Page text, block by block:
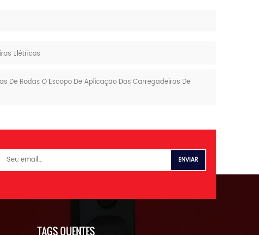
Elétricas
De Rodas O Escopo De Aplicação Das Carregadeiras De
TAGS QUENTES